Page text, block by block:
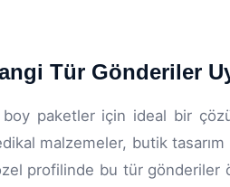
Tür Gönderiler
paketler için ideal bir
malzemeler, butik
profilinde bu tür gönderiler